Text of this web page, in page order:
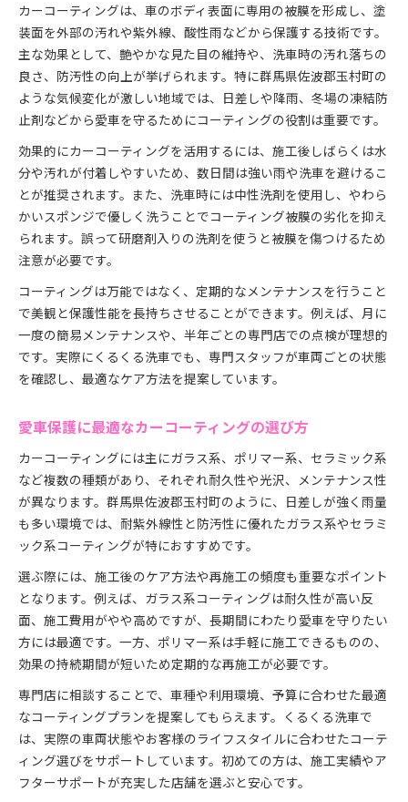
ガラスコーティングの弱点から考える維持法
カーコーティングの弱点と実用的な対処法
ガラスコーティングで起こるトラブル例と解決策
弱点を知って活かすカーコーティングの工夫
カーコーティングの耐久性を高めるメンテナンス
ガラスコーティング施工後の注意事項まとめ
水垢防止へ向けた洗車の実践ポイント
カーコーティング後の水垢対策洗車法を解説
水垢防止に特化したカーコーティング活用術
洗車時のミスを減らすカーコーティングアドバイ
ス
カーコーティング車の正しい水滴処理方法
水垢リスクを下げるカーコーティングの洗車手順
洗車機と手洗いの選択肢を徹底解説
カーコーティング車に合う洗車方法の比較
手洗いと洗車機で違うカーコーティングの影響
洗車機利用で避けたいカーコーティングの劣化例
群馬県佐波郡玉村町で美観を保つコツ
カーコーティングで地域特有の汚れ対策を強化
玉村町の気候とカーコーティングの相性を解説
美観維持に役立つカーコーティングのテクニック
カーコーティング車の保管場所と管理方法
地元で選ぶカーコーティングのポイント紹介
カーコーティングは、車のボディ表面に専用の被膜を形成し、塗
装面を外部の汚れや紫外線、酸性雨などから保護する技術です。
主な効果として、艶やかな見た目の維持や、洗車時の汚れ落ちの
良さ、防汚性の向上が挙げられます。特に群馬県佐波郡玉村町の
ような気候変化が激しい地域では、日差しや降雨、冬場の凍結防
止剤などから愛車を守るためにコーティングの役割は重要です。
効果的にカーコーティングを活用するには、施工後しばらくは水
分や汚れが付着しやすいため、数日間は強い雨や洗車を避けるこ
とが推奨されます。また、洗車時には中性洗剤を使用し、やわら
かいスポンジで優しく洗うことでコーティング被膜の劣化を抑え
られます。誤って研磨剤入りの洗剤を使うと被膜を傷つけるため
注意が必要です。
コーティングは万能ではなく、定期的なメンテナンスを行うこと
で美観と保護性能を長持ちさせることができます。例えば、月に
一度の簡易メンテナンスや、半年ごとの専門店での点検が理想的
です。実際にくるくる洗車でも、専門スタッフが車両ごとの状態
を確認し、最適なケア方法を提案しています。
愛車保護に最適なカーコーティングの選び方
カーコーティングには主にガラス系、ポリマー系、セラミック系
など複数の種類があり、それぞれ耐久性や光沢、メンテナンス性
が異なります。群馬県佐波郡玉村町のように、日差しが強く雨量
も多い環境では、耐紫外線性と防汚性に優れたガラス系やセラミ
ック系コーティングが特におすすめです。
選ぶ際には、施工後のケア方法や再施工の頻度も重要なポイント
となります。例えば、ガラス系コーティングは耐久性が高い反
面、施工費用がやや高めですが、長期間にわたり愛車を守りたい
方には最適です。一方、ポリマー系は手軽に施工できるものの、
効果の持続期間が短いため定期的な再施工が必要です。
専門店に相談することで、車種や利用環境、予算に合わせた最適
なコーティングプランを提案してもらえます。くるくる洗車で
は、実際の車両状態やお客様のライフスタイルに合わせたコーテ
ィング選びをサポートしています。初めての方は、施工実績やア
フターサポートが充実した店舗を選ぶと安心です。